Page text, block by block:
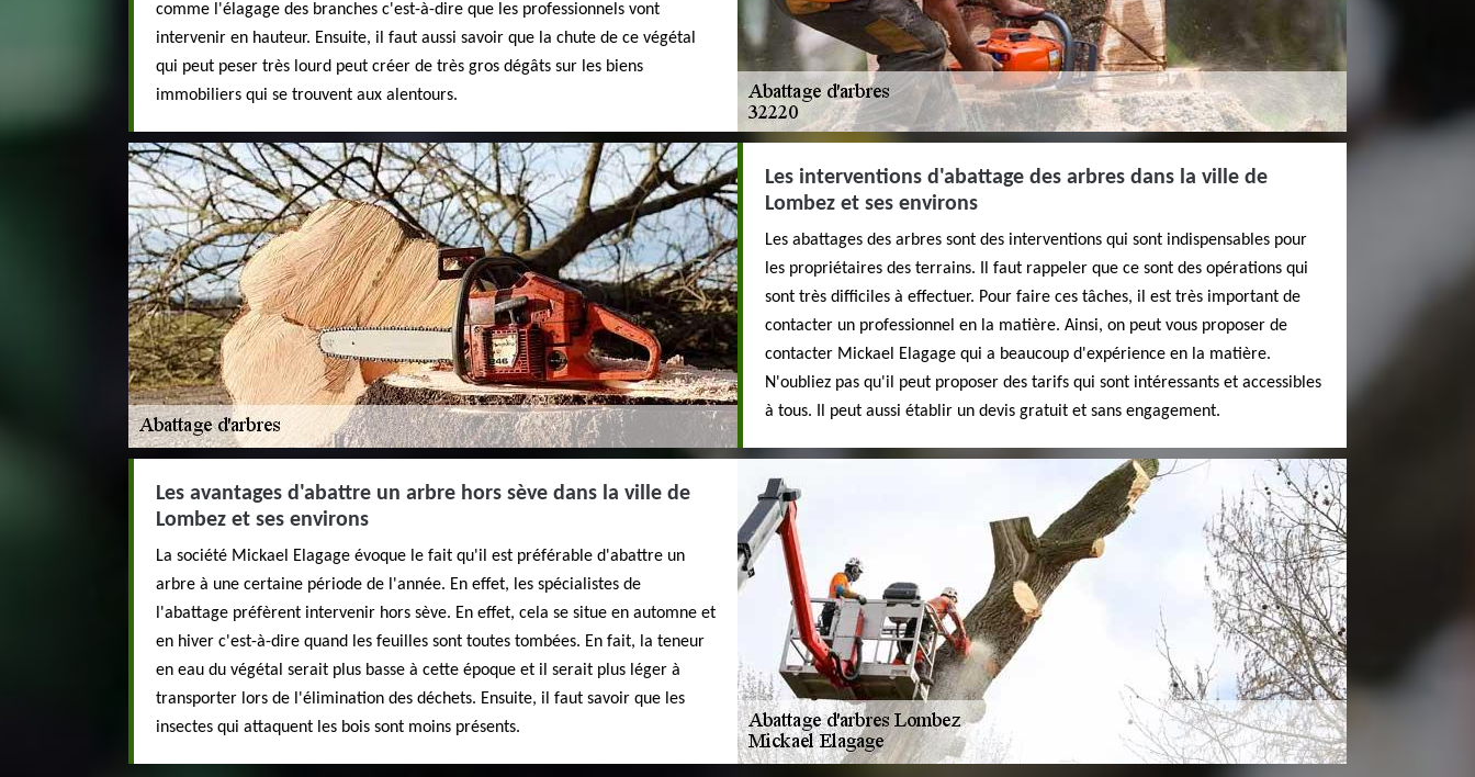
comme l'élagage des branches c'est-à-dire que les professionnels vont
intervenir en hauteur. Ensuite, il faut aussi savoir que la chute de ce végétal
qui peut peser très lourd peut créer de très gros dégâts sur les biens
immobiliers qui se trouvent aux alentours.
Les interventions d'abattage des arbres dans la ville de
Lombez et ses environs
Les abattages des arbres sont des interventions qui sont indispensables pour
les propriétaires des terrains. Il faut rappeler que ce sont des opérations qui
sont très difficiles à effectuer. Pour faire ces tâches, il est très important de
contacter un professionnel en la matière. Ainsi, on peut vous proposer de
contacter Mickael Elagage qui a beaucoup d'expérience en la matière.
N'oubliez pas qu'il peut proposer des tarifs qui sont intéressants et accessibles
à tous. Il peut aussi établir un devis gratuit et sans engagement.
Les avantages d'abattre un arbre hors sève dans la ville de
Lombez et ses environs
La société Mickael Elagage évoque le fait qu'il est préférable d'abattre un
arbre à une certaine période de l'année. En effet, les spécialistes de
l'abattage préfèrent intervenir hors sève. En effet, cela se situe en automne et
en hiver c'est-à-dire quand les feuilles sont toutes tombées. En fait, la teneur
en eau du végétal serait plus basse à cette époque et il serait plus léger à
transporter lors de l'élimination des déchets. Ensuite, il faut savoir que les
insectes qui attaquent les bois sont moins présents.